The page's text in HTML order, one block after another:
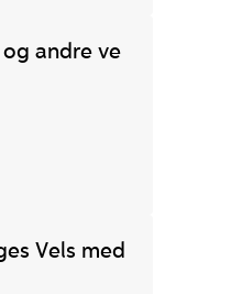
og andre ve
Vels med